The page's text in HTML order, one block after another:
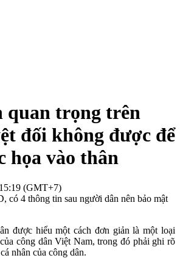
quan trọng trên
đối không được để
họa vào thân
(GMT+7)
có 4 thông tin sau người dân nên bảo mật
được hiểu một cách đơn giản là một loại
công dân Việt Nam, trong đó phải ghi rõ
nhân của công dân.